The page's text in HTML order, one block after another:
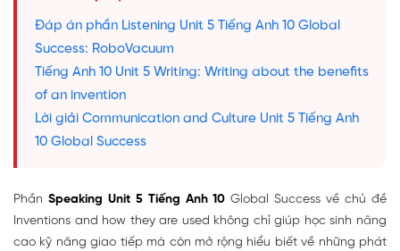
Đáp án phần Listening Unit 5 Tiếng Anh 10 Global
Success: RoboVacuum
Tiếng Anh 10 Unit 5 Writing: Writing about the benefits
of an invention
Lời giải Communication and Culture Unit 5 Tiếng Anh
10 Global Success
Phần Speaking Unit 5 Tiếng Anh 10 Global Success về chủ đề
Inventions and how they are used không chỉ giúp học sinh nâng
cao kỹ năng giao tiếp mà còn mở rộng hiểu biết về những phát